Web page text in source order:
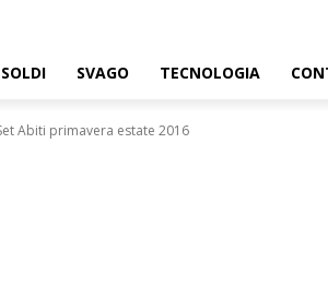
SOLDI SVAGO TECNOLOGIA
Abiti primavera estate 2016